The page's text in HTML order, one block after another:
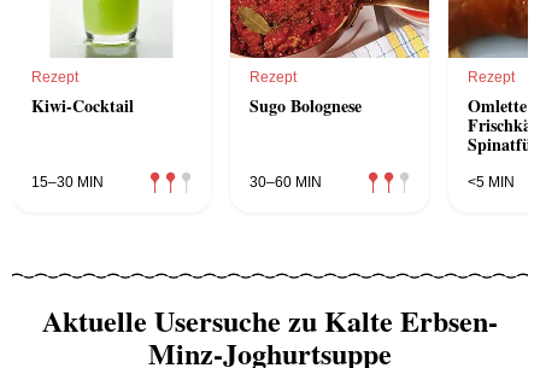
Rezept
Kiwi-Cocktail
15–30 MIN
Rezept
Sugo Bolognese
30–60 MIN
Rezept
Omlette
<5 MIN
Aktuelle Usersuche zu Kalte Erbsen-
Minz-Joghurtsuppe